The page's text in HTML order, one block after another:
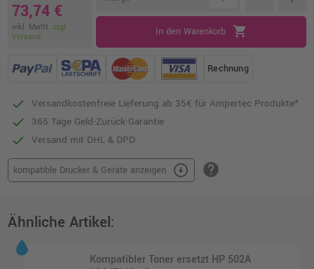
73,74 €
inkl. MwSt. zzgl.
Versand
In den Warenkorb shopping_cart
Rechnung
Versandkostenfreie Lieferung ab 35€ für Ampertec Produkte*
365 Tage Geld-Zurück-Garantie
Versand mit DHL & DPD
kompatible Drucker & Geräte anzeigen arrow_circle_down help
Ähnliche Artikel:
Kompatibler Toner ersetzt HP 502A